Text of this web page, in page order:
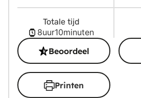
Totale tijd
8uur
uur10minuten
minuten
Beoordeel
Printen